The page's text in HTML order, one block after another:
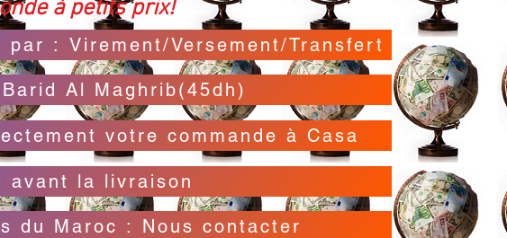
à petits prix!
: Virement/Versement/Transfert
Al Maghrib(45dh)
votre commande à Casa
avant la livraison
du Maroc : Nous contacter